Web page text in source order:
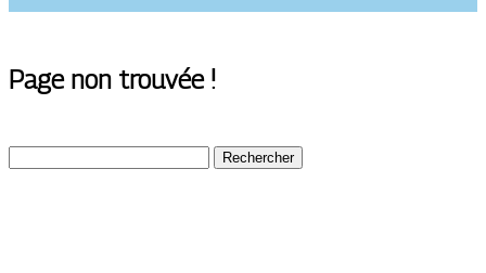
Page non trouvée !